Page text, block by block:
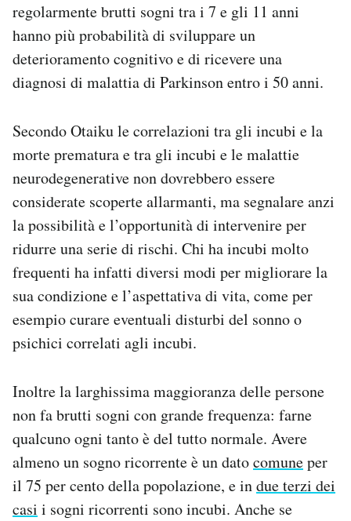
regolarmente brutti sogni tra i 7 e gli 11 anni
hanno più probabilità di sviluppare un
deterioramento cognitivo e di ricevere una
diagnosi di malattia di Parkinson entro i 50 anni.
Secondo Otaiku le correlazioni tra gli incubi e la
morte prematura e tra gli incubi e le malattie
neurodegenerative non dovrebbero essere
considerate scoperte allarmanti, ma segnalare anzi
la possibilità e l’opportunità di intervenire per
ridurre una serie di rischi. Chi ha incubi molto
frequenti ha infatti diversi modi per migliorare la
sua condizione e l’aspettativa di vita, come per
esempio curare eventuali disturbi del sonno o
psichici correlati agli incubi.
Inoltre la larghissima maggioranza delle persone
non fa brutti sogni con grande frequenza: farne
qualcuno ogni tanto è del tutto normale. Avere
almeno un sogno ricorrente è un datocomuneper
il 75 per cento della popolazione, e indue terzi dei
casi i sogni ricorrenti sono incubi. Anche se